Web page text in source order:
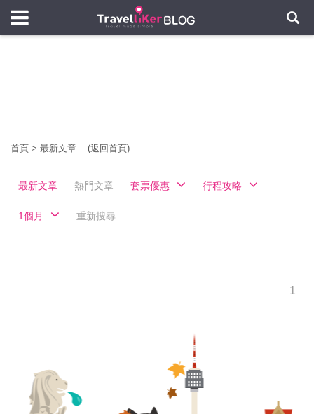
首頁 > 最新文章 (返回首頁)
最新文章 熱門文章 套票優惠 行程攻略
1個月 重新搜尋
1